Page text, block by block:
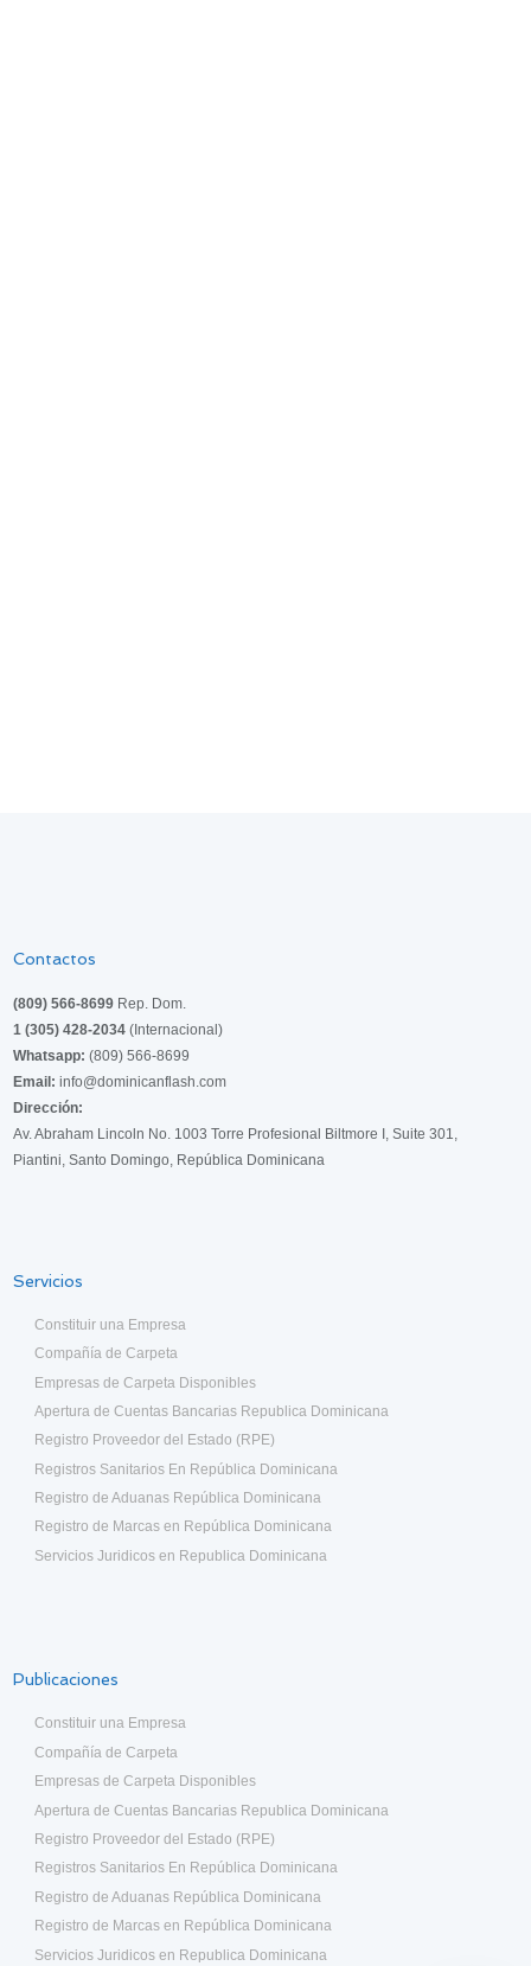
Contactos
(809) 566-8699 Rep. Dom.
1 (305) 428-2034 (Internacional)
Whatsapp: (809) 566-8699
Email: info@dominicanflash.com
Dirección:
Av. Abraham Lincoln No. 1003 Torre Profesional Biltmore I, Suite 301,
Piantini, Santo Domingo, República Dominicana
Servicios
Constituir una Empresa
Compañía de Carpeta
Empresas de Carpeta Disponibles
Apertura de Cuentas Bancarias Republica Dominicana
Registro Proveedor del Estado (RPE)
Registros Sanitarios En República Dominicana
Registro de Aduanas República Dominicana
Registro de Marcas en República Dominicana
Servicios Juridicos en Republica Dominicana
Publicaciones
Constituir una Empresa
Compañía de Carpeta
Empresas de Carpeta Disponibles
Apertura de Cuentas Bancarias Republica Dominicana
Registro Proveedor del Estado (RPE)
Registros Sanitarios En República Dominicana
Registro de Aduanas República Dominicana
Registro de Marcas en República Dominicana
Servicios Juridicos en Republica Dominicana